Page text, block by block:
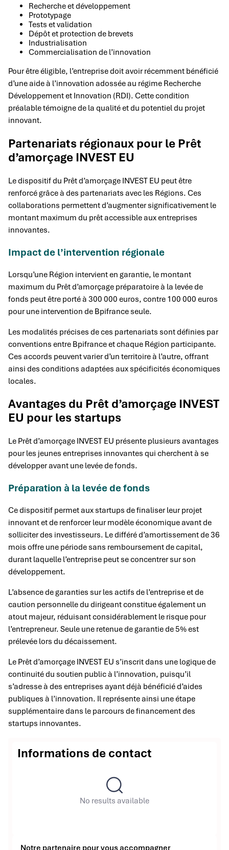
Recherche et développement
Prototypage
Tests et validation
Dépôt et protection de brevets
Industrialisation
Commercialisation de l’innovation
Pour être éligible, l’entreprise doit avoir récemment bénéficié
d’une aide à l’innovation adossée au régime Recherche
Développement et Innovation (RDI). Cette condition
préalable témoigne de la qualité et du potentiel du projet
innovant.
Partenariats régionaux pour le Prêt
d’amorçage INVEST EU
Le dispositif du Prêt d’amorçage INVEST EU peut être
renforcé grâce à des partenariats avec les Régions. Ces
collaborations permettent d’augmenter significativement le
montant maximum du prêt accessible aux entreprises
innovantes.
Impact de l’intervention régionale
Lorsqu’une Région intervient en garantie, le montant
maximum du Prêt d’amorçage préparatoire à la levée de
fonds peut être porté à 300 000 euros, contre 100 000 euros
pour une intervention de Bpifrance seule.
Les modalités précises de ces partenariats sont définies par
conventions entre Bpifrance et chaque Région participante.
Ces accords peuvent varier d’un territoire à l’autre, offrant
ainsi des conditions adaptées aux spécificités économiques
locales.
Avantages du Prêt d’amorçage INVEST
EU pour les startups
Le Prêt d’amorçage INVEST EU présente plusieurs avantages
pour les jeunes entreprises innovantes qui cherchent à se
développer avant une levée de fonds.
Préparation à la levée de fonds
Ce dispositif permet aux startups de finaliser leur projet
innovant et de renforcer leur modèle économique avant de
solliciter des investisseurs. Le différé d’amortissement de 36
mois offre une période sans remboursement de capital,
durant laquelle l’entreprise peut se concentrer sur son
développement.
L’absence de garanties sur les actifs de l’entreprise et de
caution personnelle du dirigeant constitue également un
atout majeur, réduisant considérablement le risque pour
l’entrepreneur. Seule une retenue de garantie de 5% est
prélevée lors du décaissement.
Le Prêt d’amorçage INVEST EU s’inscrit dans une logique de
continuité du soutien public à l’innovation, puisqu’il
s’adresse à des entreprises ayant déjà bénéficié d’aides
publiques à l’innovation. Il représente ainsi une étape
supplémentaire dans le parcours de financement des
startups innovantes.
Informations de contact
No results available